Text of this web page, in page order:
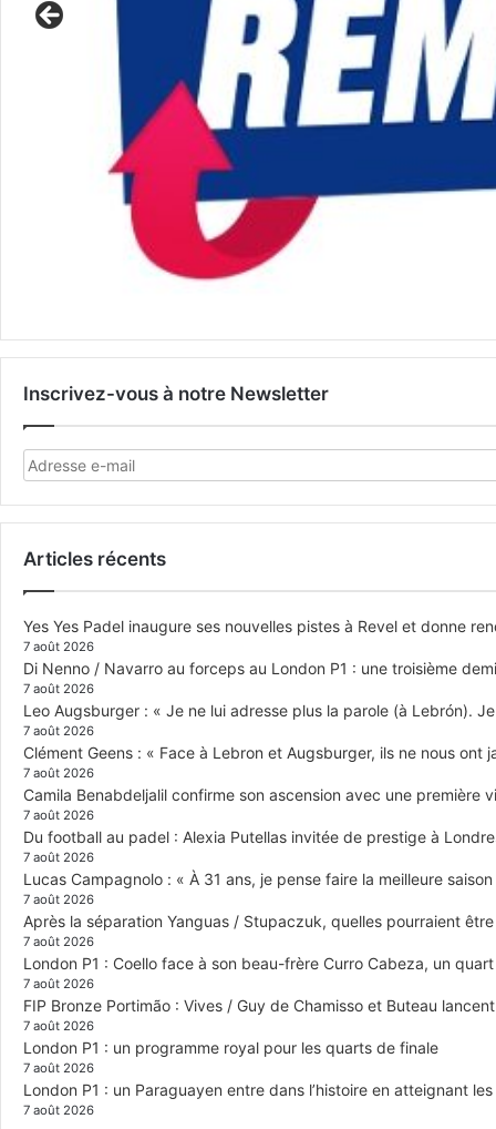
Inscrivez-vous à notre Newsletter
Articles récents
Yes Yes Padel inaugure ses nouvelles pistes à Revel et donne
7 août 2026
Di Nenno / Navarro au forceps au London P1 : une troisième
7 août 2026
Leo Augsburger : « Je ne lui adresse plus la parole (à Lebrón).
7 août 2026
Clément Geens : « Face à Lebron et Augsburger, ils ne nous ont
7 août 2026
Camila Benabdeljalil confirme son ascension avec une première
7 août 2026
Du football au padel : Alexia Putellas invitée de prestige à
7 août 2026
Lucas Campagnolo : « À 31 ans, je pense faire la meilleure
7 août 2026
Après la séparation Yanguas / Stupaczuk, quelles pourraient
7 août 2026
London P1 : Coello face à son beau-frère Curro Cabeza, un
7 août 2026
FIP Bronze Portimão : Vives / Guy de Chamisso et Buteau
7 août 2026
London P1 : un programme royal pour les quarts de finale
7 août 2026
London P1 : un Paraguayen entre dans l’histoire en atteignant
7 août 2026